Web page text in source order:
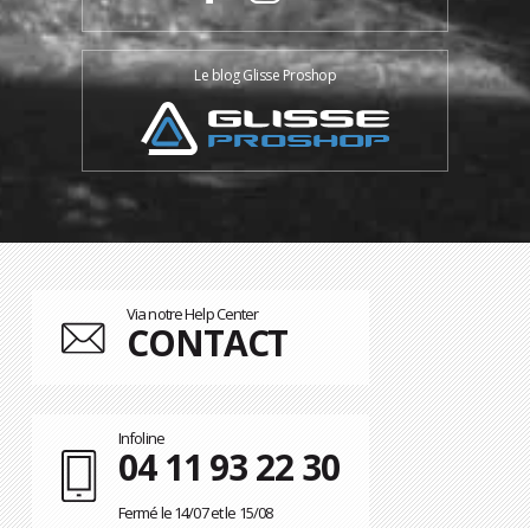
Le blog Glisse Proshop
Via notre Help Center
CONTACT
Infoline
04 11 93 22 30
Fermé le 14/07 et le 15/08